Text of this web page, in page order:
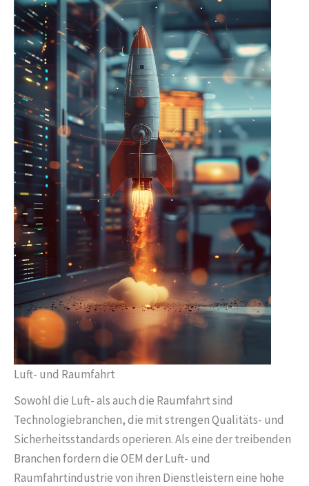
Luft- und Raumfahrt
Sowohl die Luft- als auch die Raumfahrt sind
Technologiebranchen, die mit strengen Qualitäts- und
Sicherheitsstandards operieren. Als eine der treibenden
Branchen fordern die OEM der Luft- und
Raumfahrtindustrie von ihren Dienstleistern eine hohe